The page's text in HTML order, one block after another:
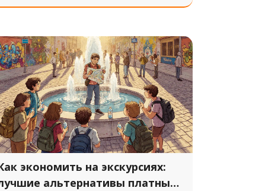
приводят к отказу, и как их
экономить на экскурсиях:
альтернативы платным